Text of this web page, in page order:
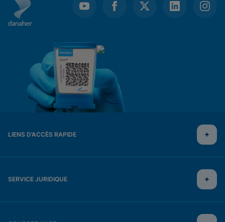
LIENS D’ACCÈS RAPIDE
SERVICE JURIDIQUE